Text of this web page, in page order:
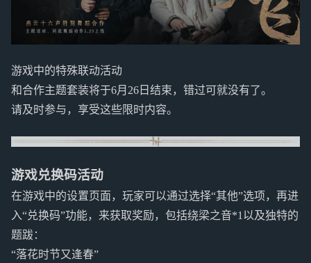
游戏中的特殊联动活动
和合作主题套装将于6月26日结束，错过可就没有了。
请及时参与，享受这些限时内容。
游戏兑换码活动
在游戏中的设置页面，玩家可以通过选择“其他”选项，再进
入“兑换码”功能，来获取奖励，包括绕梁之音*1以及独特的
题跋：
“落花时节又逢春”